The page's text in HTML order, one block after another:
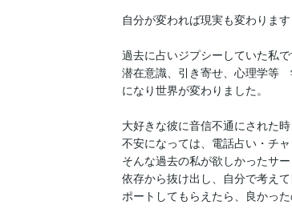
自分が変われば現実も変わります
過去に占いジプシーしていた私で
潜在意識、引き寄せ、心理学等
になり世界が変わりました。
大好きな彼に音信不通にされた時
不安になっては、電話占い・チャ
そんな過去の私が欲しかったサー
依存から抜け出し、自分で考え
ポートしてもらえたら、良かった